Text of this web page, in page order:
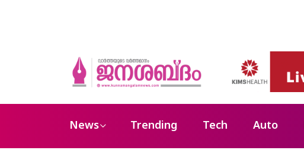
News Trending Tech Auto